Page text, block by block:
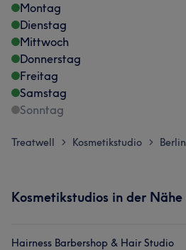
Montag
Dienstag
Mittwoch
Donnerstag
Freitag
Samstag
Sonntag
Treatwell > Kosmetikstudio > Berlin
Kosmetikstudios in der Nähe
Hairness Barbershop & Hair Studio